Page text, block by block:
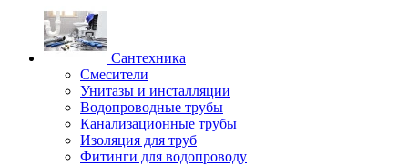
Сантехника
Смесители
Унитазы и инсталляции
Водопроводные трубы
Канализационные трубы
Изоляция для труб
Фитинги для водопроводу